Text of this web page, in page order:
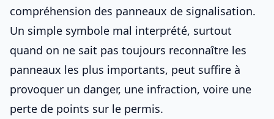
compréhension des panneaux de signalisation.
Un simple symbole mal interprété, surtout
quand on ne sait pas toujours reconnaître les
panneaux les plus importants, peut suffire à
provoquer un danger, une infraction, voire une
perte de points sur le permis.